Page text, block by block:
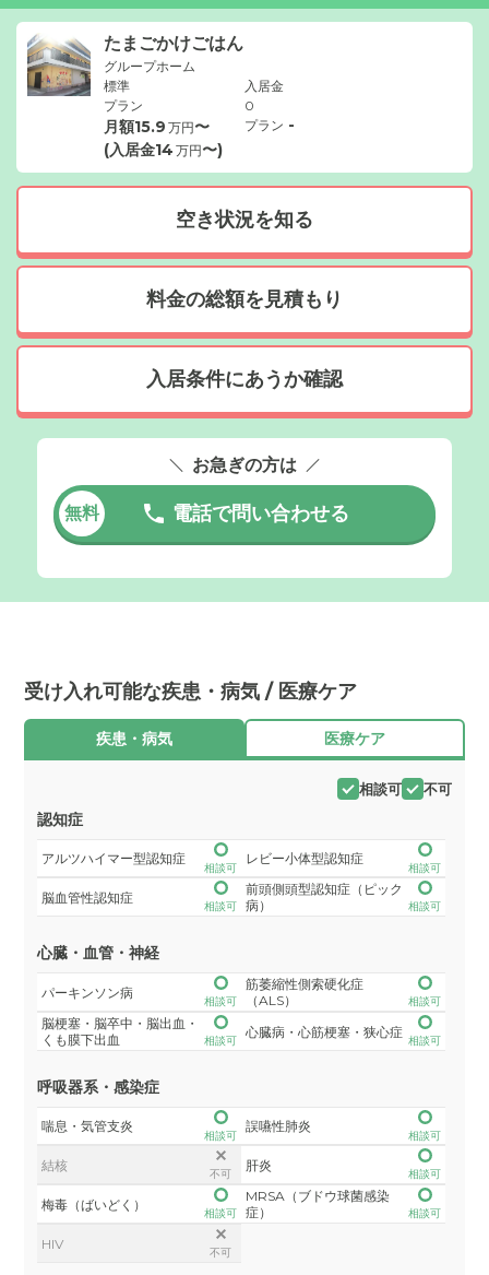
たまごかけごはん
グループホーム
標準
プラン
月額15.9 万円〜
(入居金14 万円〜)
入居金
0
プラン -
空き状況を知る
料金の総額を見積もり
入居条件にあうか確認
お急ぎの方は
無料 電話で問い合わせる
受け入れ可能な疾患・病気 / 医療ケア
疾患・病気 医療ケア
相談可 不可
認知症
アルツハイマー型認知症
相談可
レビー小体型認知症
相談可
脳血管性認知症
相談可
前頭側頭型認知症（ピック
病）
相談可
心臓・血管・神経
パーキンソン病
相談可
筋萎縮性側索硬化症
（ALS）
相談可
脳梗塞・脳卒中・脳出血・
くも膜下出血
相談可
心臓病・心筋梗塞・狭心症
相談可
呼吸器系・感染症
喘息・気管支炎
相談可
誤嚥性肺炎
相談可
結核
不可
肝炎
相談可
梅毒（ばいどく）
相談可
MRSA（ブドウ球菌感染
症）
相談可
HIV
不可